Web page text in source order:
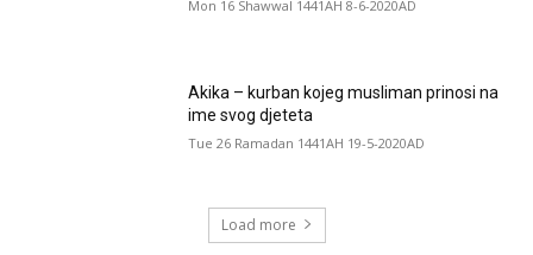
Mon 16 Shawwal 1441AH 8-6-2020AD
Akika – kurban kojeg musliman prinosi na
ime svog djeteta
Tue 26 Ramadan 1441AH 19-5-2020AD
Load more